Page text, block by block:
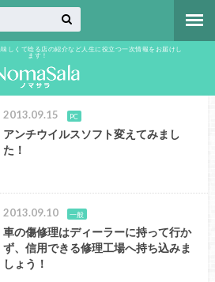
しくて唸る店の紹介など人生に役立つ一次情報をお届けし
ます！
2013.09.15 PC
アンチウイルスソフト変えてみまし
た！
2013.09.10 一般
車の傷修理はディーラーに持って行か
ず、信用できる修理工場へ持ち込みま
しょう！